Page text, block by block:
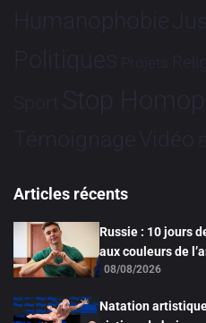
Humanophobie
Politiques Projets
Sport Stop
TémoignageVidéo
Articles récents
Russie : 10 jours
aux couleurs de
08/08/2026
Natation